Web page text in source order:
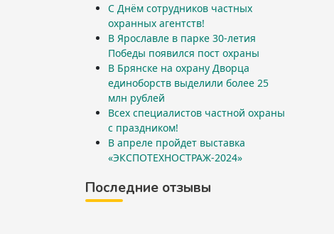
С Днём сотрудников частных
охранных агентств!
В Ярославле в парке 30-летия
Победы появился пост охраны
В Брянске на охрану Дворца
единоборств выделили более 25
млн рублей
Всех специалистов частной охраны
с праздником!
В апреле пройдет выставка
«ЭКСПОТЕХНОСТРАЖ-2024»
Последние отзывы